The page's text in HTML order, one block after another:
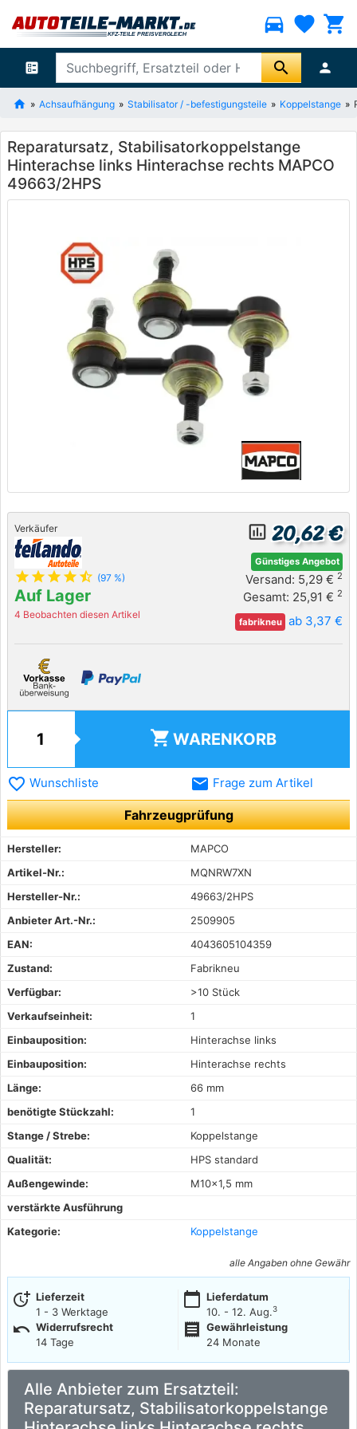
directions_car favorite shopping_cart
ballot search person
Achsaufhängung Stabilisator / -befestigungsteile Koppelstange
Reparatursatz, Stabilisatorkoppelstange
Hinterachse links Hinterachse rechts MAPCO
49663/2HPS
Verkäufer
star star star star star_half (97 %)
Auf Lager
4 Beobachten diesen Artikel
insert_chart_outlined 20,62 €
Günstiges Angebot
Versand: 5,29 € 2
Gesamt: 25,91 € 2
fabrikneu ab 3,37 €
shopping_cart WARENKORB
favorite_border Wunschliste email Frage zum Artikel
Fahrzeugprüfung
Hersteller:
MAPCO
Artikel-Nr.:
MQNRW7XN
Hersteller-Nr.:
49663/2HPS
Anbieter Art.-Nr.:
2509905
EAN:
4043605104359
Zustand:
Fabrikneu
Verfügbar:
>10 Stück
Verkaufseinheit:
1
Einbauposition:
Hinterachse links
Einbauposition:
Hinterachse rechts
Länge:
66 mm
benötigte Stückzahl:
1
Stange / Strebe:
Koppelstange
Qualität:
HPS standard
Außengewinde:
M10x1,5 mm
verstärkte Ausführung
Kategorie:
Koppelstange
alle Angaben ohne Gewähr
more_time Lieferzeit
1 - 3 Werktage
calendar_today Lieferdatum
10. - 12. Aug.3
undo Widerrufsrecht
14 Tage
receipt
Gewährleistung
24 Monate
Alle Anbieter zum Ersatzteil:
Reparatursatz, Stabilisatorkoppelstange